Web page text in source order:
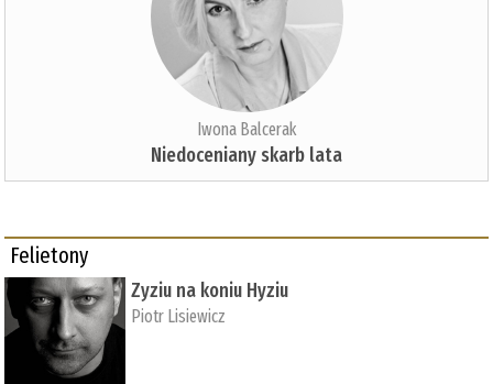
Iwona Balcerak
Niedoceniany skarb lata
Felietony
Zyziu na koniu Hyziu
Piotr Lisiewicz